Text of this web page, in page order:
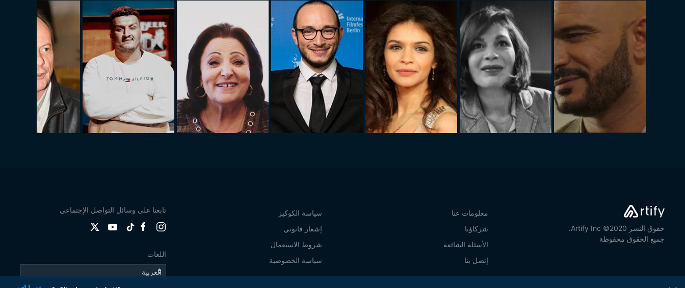
حقوق النشر 2020© Artify Inc.
جميع الحقوق محفوظة
معلومات عنا
شركاؤنا
الأسئلة الشائعة
إتصل بنا
سياسة الكوكيز
إشعار قانوني
شروط الاستعمال
سياسة الخصوصية
تابعنا على وسائل التواصل الإجتماعي
اللغات